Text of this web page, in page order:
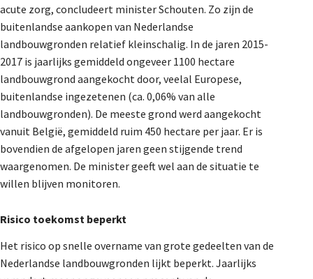
acute zorg, concludeert minister Schouten. Zo zijn de
buitenlandse aankopen van Nederlandse
landbouwgronden relatief kleinschalig. In de jaren 2015-
2017 is jaarlijks gemiddeld ongeveer 1100 hectare
landbouwgrond aangekocht door, veelal Europese,
buitenlandse ingezetenen (ca. 0,06% van alle
landbouwgronden). De meeste grond werd aangekocht
vanuit België, gemiddeld ruim 450 hectare per jaar. Er is
bovendien de afgelopen jaren geen stijgende trend
waargenomen. De minister geeft wel aan de situatie te
willen blijven monitoren.
Risico toekomst beperkt
Het risico op snelle overname van grote gedeelten van de
Nederlandse landbouwgronden lijkt beperkt. Jaarlijks